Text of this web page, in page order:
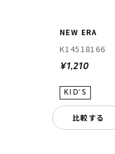
NEW ERA
K14518166
¥1,210
比較する